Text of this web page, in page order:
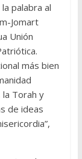
palabra al
Jomart
Unión
más bien
la Torah y
de ideas